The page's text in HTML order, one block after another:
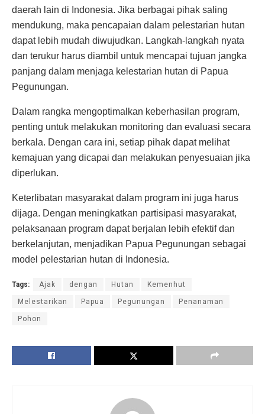
daerah lain di Indonesia. Jika berbagai pihak saling
mendukung, maka pencapaian dalam pelestarian hutan
dapat lebih mudah diwujudkan. Langkah-langkah nyata
dan terukur harus diambil untuk mencapai tujuan jangka
panjang dalam menjaga kelestarian hutan di Papua
Pegunungan.
Dalam rangka mengoptimalkan keberhasilan program,
penting untuk melakukan monitoring dan evaluasi secara
berkala. Dengan cara ini, setiap pihak dapat melihat
kemajuan yang dicapai dan melakukan penyesuaian jika
diperlukan.
Keterlibatan masyarakat dalam program ini juga harus
dijaga. Dengan meningkatkan partisipasi masyarakat,
pelaksanaan program dapat berjalan lebih efektif dan
berkelanjutan, menjadikan Papua Pegunungan sebagai
model pelestarian hutan di Indonesia.
Tags: Ajak dengan Hutan Kemenhut
Melestarikan Papua Pegunungan Penanaman
Pohon